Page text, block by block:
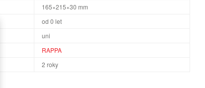
165×215×30 mm
od 0 let
uni
RAPPA
2 roky